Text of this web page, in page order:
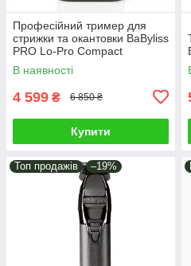
Професійний тример для
стрижки та окантовки BaByliss
PRO Lo-Pro Compact
(FX720E)
В наявності
4 599 ₴ 6 850 ₴
Купити
Топ продажів –19%